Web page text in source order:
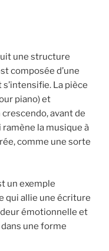
une structure
composée d’une
La pièce
piano) et
avant de
la musique à
comme une sorte
un exemple
qui allie une écriture
émotionnelle et
une forme